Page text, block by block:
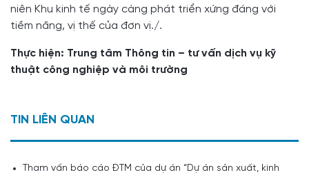
niên Khu kinh tế ngày càng phát triển xứng đáng với
tiềm năng, vị thế của đơn vị./.
Thực hiện: Trung tâm Thông tin – tư vấn dịch vụ kỹ
thuật công nghiệp và môi trường
TIN LIÊN QUAN
Tham vấn báo cáo ĐTM của dự án “Dự án sản xuất, kinh